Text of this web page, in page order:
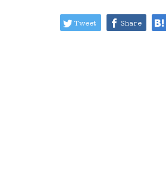
Tweet Share